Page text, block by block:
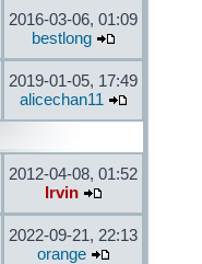
2016-03-06, 01:09
bestlong
2019-01-05, 17:49
alicechan11
2012-04-08, 01:52
Irvin
2022-09-21, 22:13
orange